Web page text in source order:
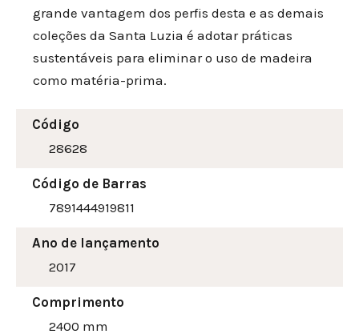
grande vantagem dos perfis desta e as demais
coleções da Santa Luzia é adotar práticas
sustentáveis para eliminar o uso de madeira
como matéria-prima.
Código
28628
Código de Barras
7891444919811
Ano de lançamento
2017
Comprimento
2400 mm